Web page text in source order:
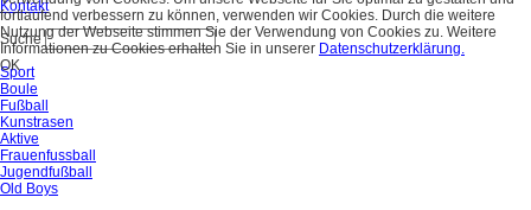
Kontakt
Suche
Sport
Boule
Fußball
Kunstrasen
Aktive
Frauenfussball
Jugendfußball
Old Boys
fortlaufend verbessern zu können, verwenden wir Cookies. Durch die weitere
Nutzung der Webseite stimmen Sie der Verwendung von Cookies zu. Weitere
Informationen zu Cookies erhalten Sie in unserer Datenschutzerklärung.
OK